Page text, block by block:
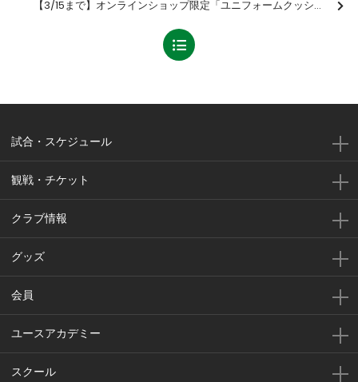
【3/15まで】オンラインショップ限定「ユニフォームクッション・カーサイン」受注販売のお知らせ
試合・スケジュール
観戦・チケット
クラブ情報
グッズ
会員
ユースアカデミー
スクール